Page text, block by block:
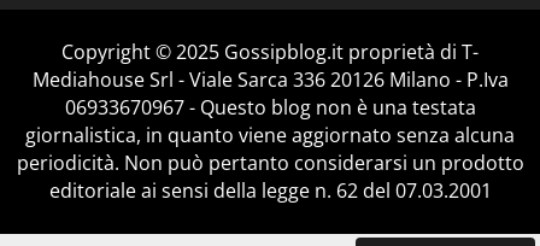
Copyright © 2025 Gossipblog.it proprietà di T-
Mediahouse Srl - Viale Sarca 336 20126 Milano - P.Iva
06933670967 - Questo blog non è una testata
giornalistica, in quanto viene aggiornato senza alcuna
periodicità. Non può pertanto considerarsi un prodotto
editoriale ai sensi della legge n. 62 del 07.03.2001